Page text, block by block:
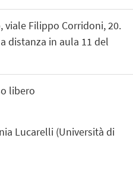
viale Filippo Corridoni, 20.
distanza in aula 11 del
libero
Lucarelli (Università di